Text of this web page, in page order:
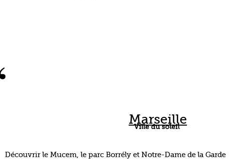
Marseille
Ville du soleil
Découvrir le Mucem, le parc Borrély et Notre-Dame de la Garde